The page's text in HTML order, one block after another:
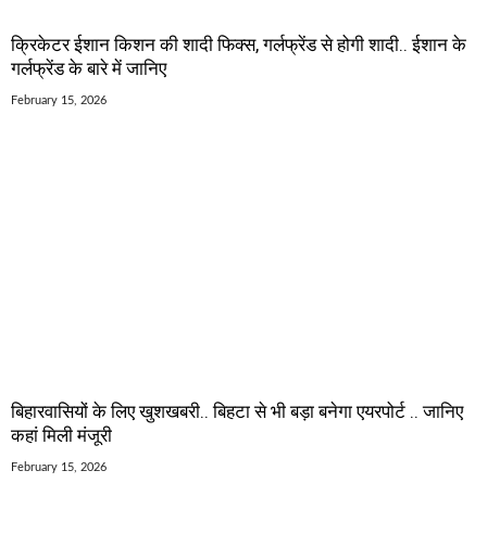
क्रिकेटर ईशान किशन की शादी फिक्स, गर्लफ्रेंड से होगी शादी.. ईशान के
गर्लफ्रेंड के बारे में जानिए
February 15, 2026
बिहारवासियों के लिए खुशखबरी.. बिहटा से भी बड़ा बनेगा एयरपोर्ट .. जानिए
कहां मिली मंजूरी
February 15, 2026